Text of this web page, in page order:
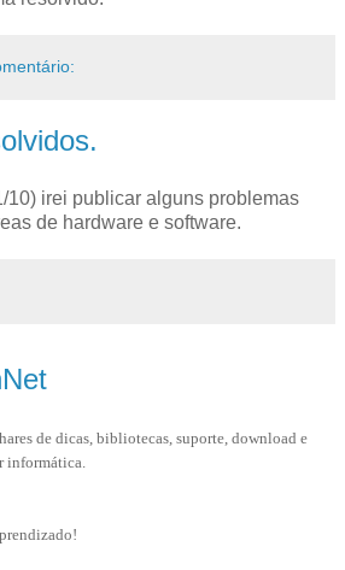
10) irei publicar alguns problemas
de hardware e software.
de dicas, bibliotecas, suporte, download e
informática.